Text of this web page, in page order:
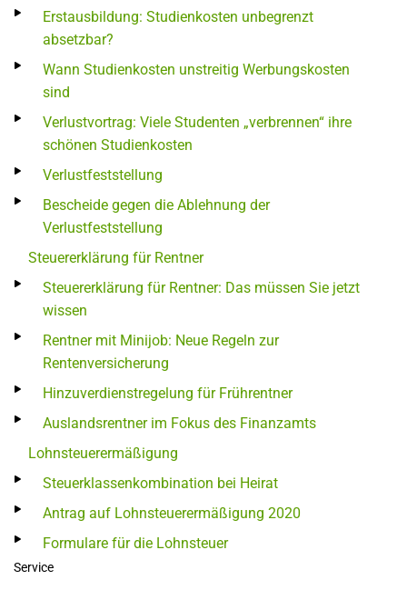
Erstausbildung: Studienkosten unbegrenzt
absetzbar?
Wann Studienkosten unstreitig Werbungskosten
sind
Verlustvortrag: Viele Studenten „verbrennen“ ihre
schönen Studienkosten
Verlustfeststellung
Bescheide gegen die Ablehnung der
Verlustfeststellung
Steuererklärung für Rentner
Steuererklärung für Rentner: Das müssen Sie jetzt
wissen
Rentner mit Minijob: Neue Regeln zur
Rentenversicherung
Hinzuverdienstregelung für Frührentner
Auslandsrentner im Fokus des Finanzamts
Lohnsteuerermäßigung
Steuerklassenkombination bei Heirat
Antrag auf Lohnsteuerermäßigung 2020
Formulare für die Lohnsteuer
Service